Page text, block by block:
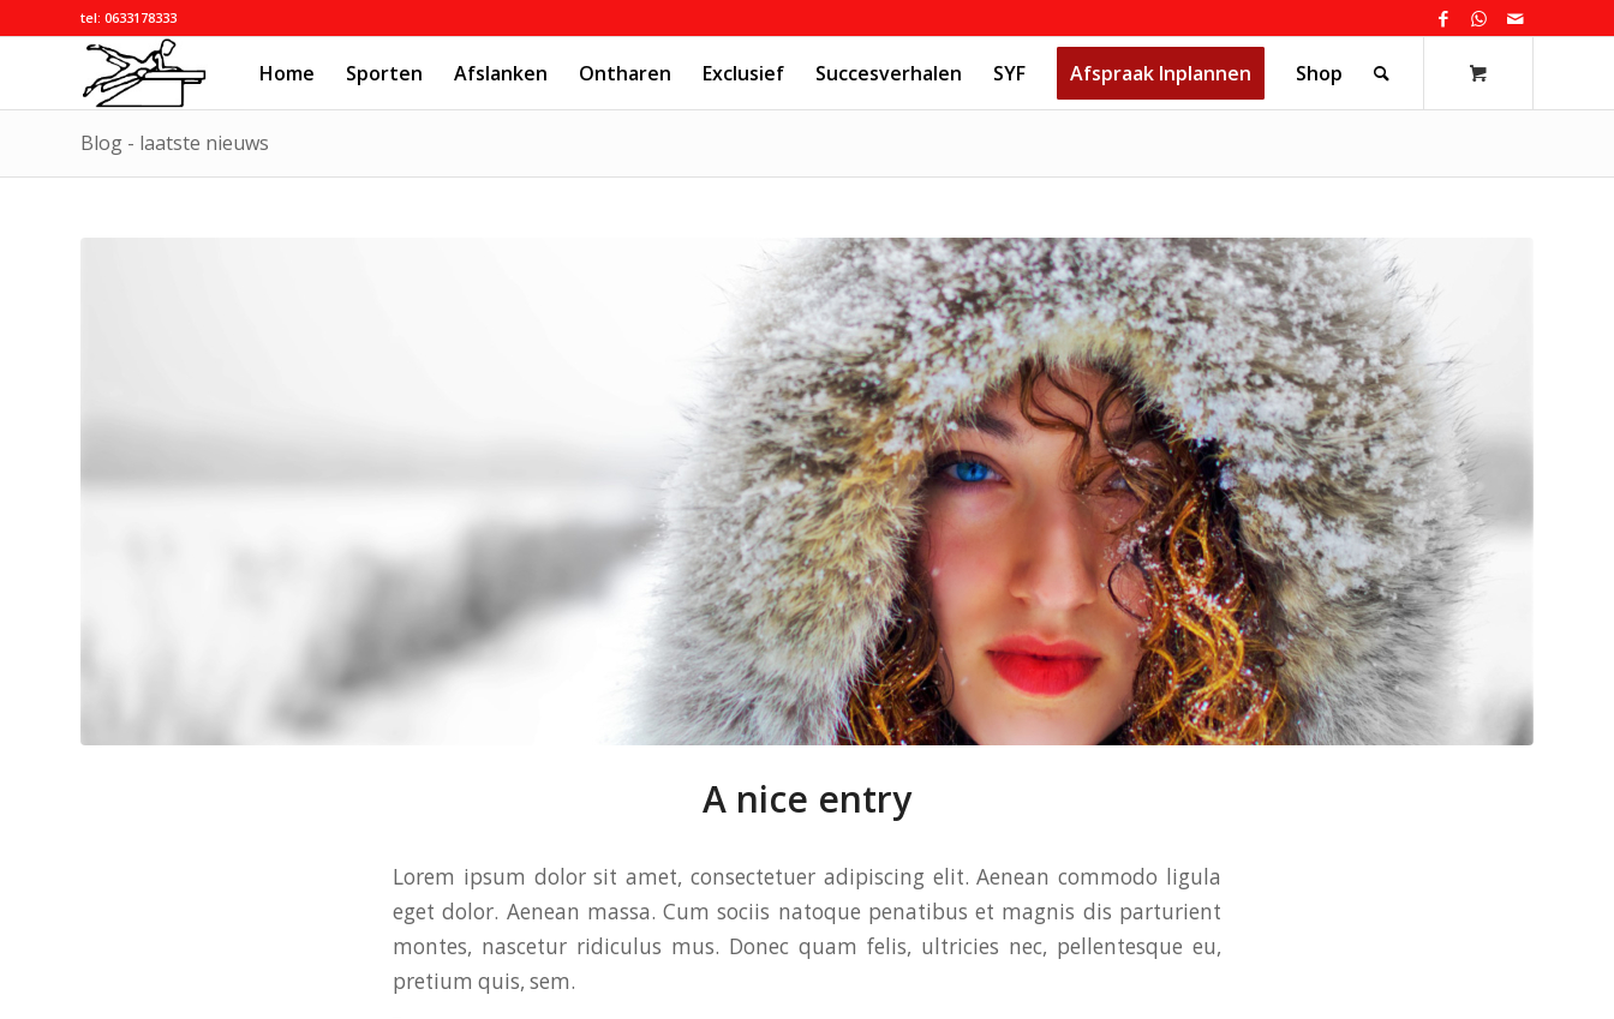
tel: 0633178333
Home Sporten Afslanken Ontharen Exclusief Succesverhalen SYF Afspraak Inplannen Shop
Blog - laatste nieuws
A nice entry
Lorem ipsum dolor sit amet, consectetuer adipiscing elit. Aenean commodo ligula
eget dolor. Aenean massa. Cum sociis natoque penatibus et magnis dis parturient
montes, nascetur ridiculus mus. Donec quam felis, ultricies nec, pellentesque eu,
pretium quis, sem.